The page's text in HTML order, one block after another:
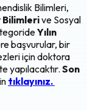
Bilimleri,
Bilimlerive Sosyal
Yılın
başvurular, bir
için doktora
yapılacaktır. Son
tıklayınız.